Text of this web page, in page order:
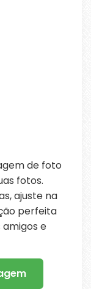
de foto
fotos.
ajuste na
perfeita
e